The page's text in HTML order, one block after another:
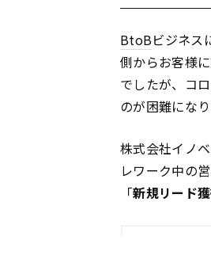
BtoBビジネス
側からお客様
でしたが、コ
のが困難になり
株式会社イノ
レワーク中の
「新規リード